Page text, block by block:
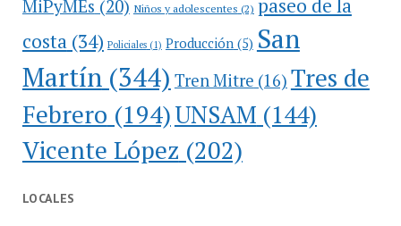
MiPyMEs (20) Niños y adolescentes (2) paseo de la
costa(34) Policiales(1) Producción(5) San
Martín(344) Tren Mitre (16) Tres de
Febrero (194)UNSAM (144)
Vicente López (202)
LOCALES